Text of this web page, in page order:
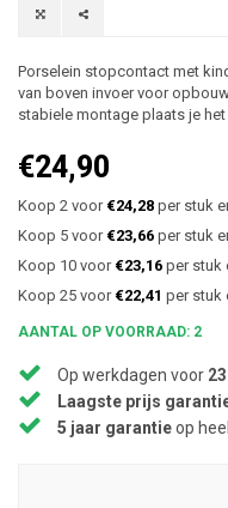
Porselein stopcontact met
van boven invoer voor
stabiele montage plaats je
€24,90
Koop 2 voor €24,28 per stuk
Koop 5 voor €23,66 per stuk
Koop 10 voor €23,16 per stuk
Koop 25 voor €22,41 per stuk
AANTAL OP VOORRAAD: 2
Op werkdagen voor
Laagste prijs
5 jaar garantieop